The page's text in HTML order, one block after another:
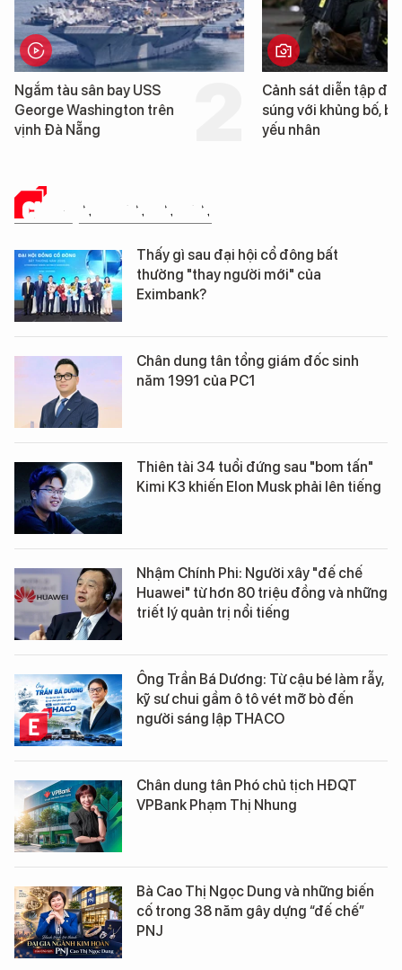
Cảnh sát diễn tập đấu
súng với khủng bố, bảo vệ
yếu nhân
Cận cảnh chiến
tống tàu sân
George
CHUYỆN DOANH NHÂN
Thấy gì sau đại hội cổ đông bất
thường "thay người mới" của
Eximbank?
Chân dung tân tổng giám đốc sinh
năm 1991 của PC1
Thiên tài 34 tuổi đứng sau "bom tấn"
Kimi K3 khiến Elon Musk phải lên tiếng
Nhậm Chính Phi: Người xây "đế chế
Huawei" từ hơn 80 triệu đồng và những
triết lý quản trị nổi tiếng
Ông Trần Bá Dương: Từ cậu bé làm rẫy,
kỹ sư chui gầm ô tô vét mỡ bò đến
người sáng lập THACO
Chân dung tân Phó chủ tịch HĐQT
VPBank Phạm Thị Nhung
Bà Cao Thị Ngọc Dung và những biến
cố trong 38 năm gây dựng “đế chế”
PNJ